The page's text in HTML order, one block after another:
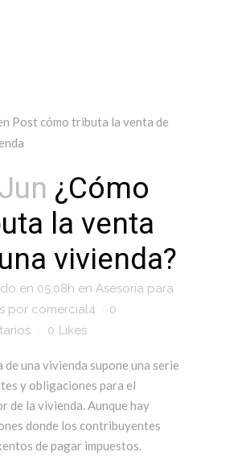
¿Cómo
la venta
vivienda?
en 05:08h en Asesoría para
por comercial4
0
0 Likes
de una vivienda supone una serie
y obligaciones para el
de la vivienda. Aunque hay
donde los contribuyentes
de pagar impuestos.